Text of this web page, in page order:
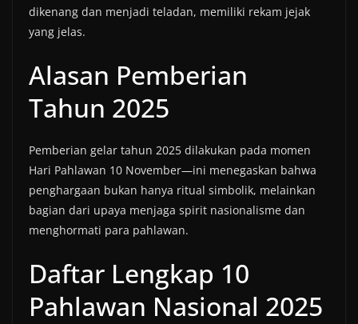
dikenang dan menjadi teladan, memiliki rekam jejak
yang jelas.
Alasan Pemberian
Tahun 2025
Pemberian gelar tahun 2025 dilakukan pada momen
Hari Pahlawan 10 November—ini menegaskan bahwa
penghargaan bukan hanya ritual simbolik, melainkan
bagian dari upaya menjaga spirit nasionalisme dan
menghormati para pahlawan.
Daftar Lengkap 10
Pahlawan Nasional 2025